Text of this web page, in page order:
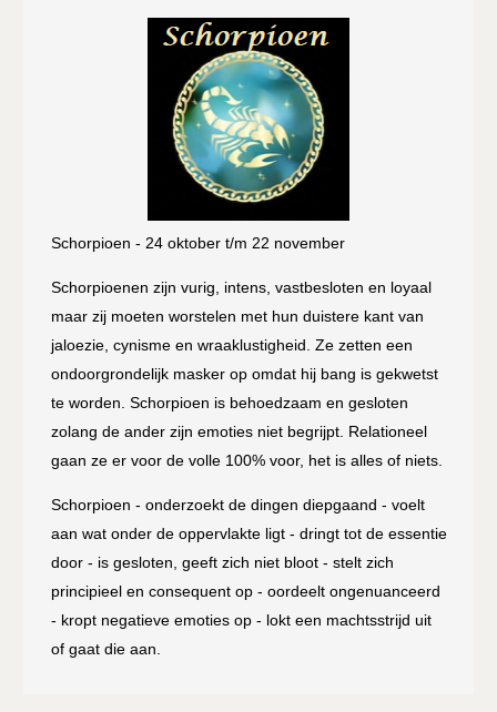
Schorpioen - 24 oktober t/m 22 november
Schorpioenen zijn vurig, intens, vastbesloten en loyaal
maar zij moeten worstelen met hun duistere kant van
jaloezie, cynisme en wraaklustigheid. Ze zetten een
ondoorgrondelijk masker op omdat hij bang is gekwetst
te worden. Schorpioen is behoedzaam en gesloten
zolang de ander zijn emoties niet begrijpt. Relationeel
gaan ze er voor de volle 100% voor, het is alles of niets.
Schorpioen - onderzoekt de dingen diepgaand - voelt
aan wat onder de oppervlakte ligt - dringt tot de essentie
door - is gesloten, geeft zich niet bloot - stelt zich
principieel en consequent op - oordeelt ongenuanceerd
- kropt negatieve emoties op - lokt een machtsstrijd uit
of gaat die aan.